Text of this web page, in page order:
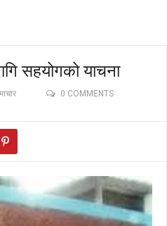
सहयोगको याचना
0 COMMENTS